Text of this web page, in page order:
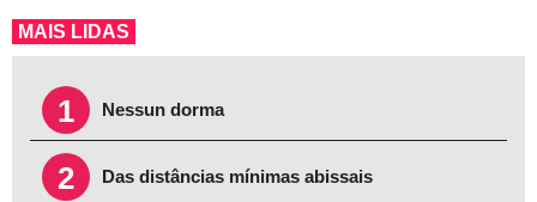
MAIS LIDAS
1 Nessun dorma
2 Das distâncias mínimas abissais